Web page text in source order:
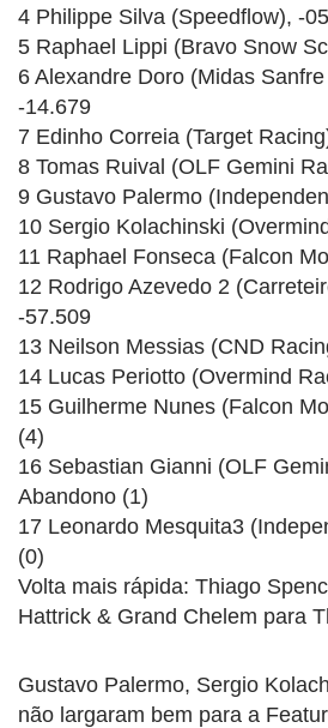
4 Philippe Silva (Speedflow), -
5 Raphael Lippi (Bravo Snow
6 Alexandre Doro (Midas
-14.679
7 Edinho Correia (Target
8 Tomas Ruival (OLF Gemini
9 Gustavo Palermo
10 Sergio Kolachinski
11 Raphael Fonseca (Falcon
12 Rodrigo Azevedo 2
-57.509
13 Neilson Messias (CND
14 Lucas Periotto (Overmind
15 Guilherme Nunes (Falcon
(4)
16 Sebastian Gianni (OLF
Abandono (1)
17 Leonardo Mesquita3
(0)
Volta mais rápida: Thiago
Hattrick & Grand Chelem para
Gustavo Palermo, Sergio
não largaram bem para a